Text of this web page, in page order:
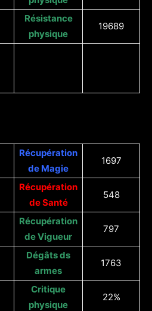
Résistance
physique
19689
Récupération
de Magie
1697
Récupération
de Santé
548
Récupération
de Vigueur
797
Dégâts ds
armes
1763
Critique
physique
22%